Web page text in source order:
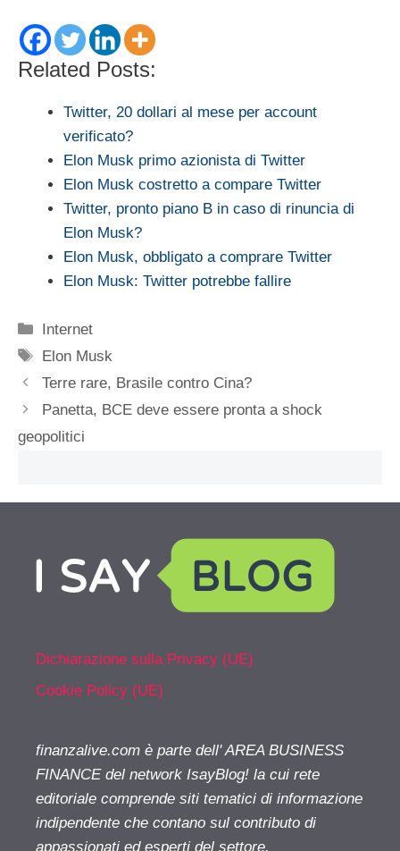
Related Posts:
Twitter, 20 dollari al mese per account
verificato?
Elon Musk primo azionista di Twitter
Elon Musk costretto a compare Twitter
Twitter, pronto piano B in caso di rinuncia di
Elon Musk?
Elon Musk, obbligato a comprare Twitter
Elon Musk: Twitter potrebbe fallire
Categorie
Internet
Tag
Elon Musk
Terre rare, Brasile contro Cina?
Panetta, BCE deve essere pronta a shock
geopolitici
Dichiarazione sulla Privacy (UE)
Cookie Policy (UE)
finanzalive.com è parte dell' AREA BUSINESS
FINANCE del network IsayBlog! la cui rete
editoriale comprende siti tematici di informazione
indipendente che contano sul contributo di
appassionati ed esperti del settore.